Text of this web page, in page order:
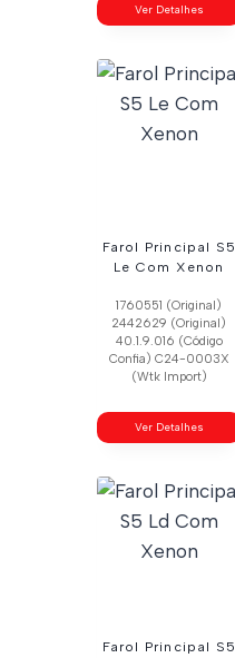
Ver Detalhes
Farol Principal S5
Le Com Xenon
1760551 (Original)
2442629 (Original)
40.1.9.016 (Código
Confia) C24-0003X
(Wtk Import)
Ver Detalhes
Farol Principal S5